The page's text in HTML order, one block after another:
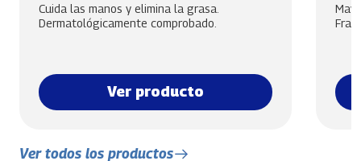
Cuida las manos y elimina la grasa.
Dermatológicamente comprobado.
Ver producto
Ver todos los productos